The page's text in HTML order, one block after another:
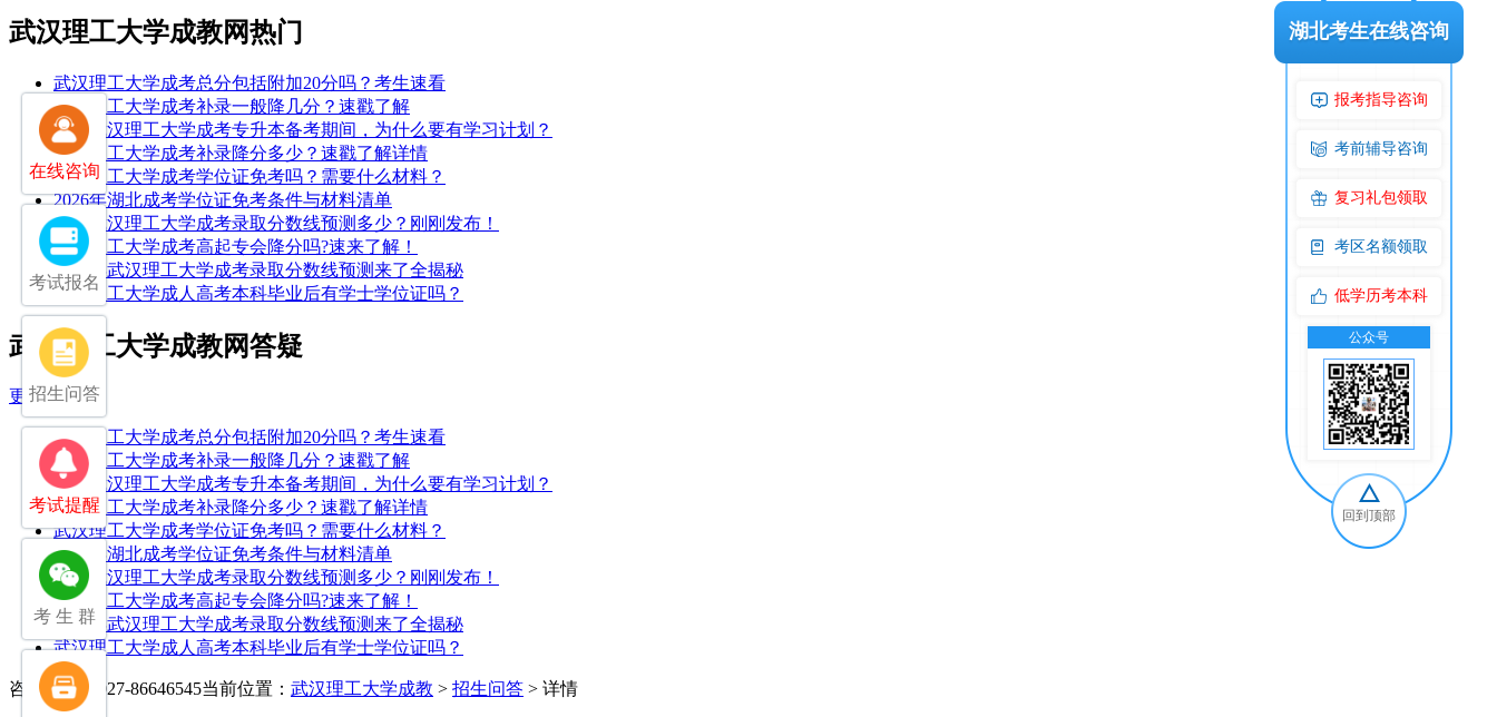
武汉理工大学成教网热门
武汉理工大学成考总分包括附加20分吗？考生速看
武汉理工大学成考补录一般降几分？速戳了解
25年武汉理工大学成考专升本备考期间，为什么要有学习计划？
武汉理工大学成考补录降分多少？速戳了解详情
武汉理工大学成考学位证免考吗？需要什么材料？
2026年湖北成考学位证免考条件与材料清单
2025武汉理工大学成考录取分数线预测多少？刚刚发布！
武汉理工大学成考高起专会降分吗?速来了解！
2026年武汉理工大学成考录取分数线预测来了全揭秘
武汉理工大学成人高考本科毕业后有学士学位证吗？
武汉理工大学成教网答疑
更多>>
武汉理工大学成考总分包括附加20分吗？考生速看
武汉理工大学成考补录一般降几分？速戳了解
25年武汉理工大学成考专升本备考期间，为什么要有学习计划？
武汉理工大学成考补录降分多少？速戳了解详情
武汉理工大学成考学位证免考吗？需要什么材料？
2026年湖北成考学位证免考条件与材料清单
2025武汉理工大学成考录取分数线预测多少？刚刚发布！
武汉理工大学成考高起专会降分吗?速来了解！
2026年武汉理工大学成考录取分数线预测来了全揭秘
武汉理工大学成人高考本科毕业后有学士学位证吗？
咨询电话：027-86646545当前位置： 武汉理工大学成教 > 招生问答 > 详情
在线咨询
考试报名
招生问答
考试提醒
考 生 群
湖北考生在线咨询
报考指导咨询
考前辅导咨询
复习礼包领取
考区名额领取
低学历考本科
公众号
回到顶部